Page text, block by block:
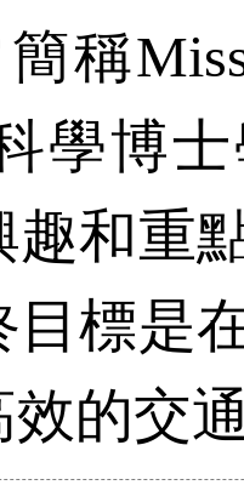
簡稱
學博士
和重
標是
的交通